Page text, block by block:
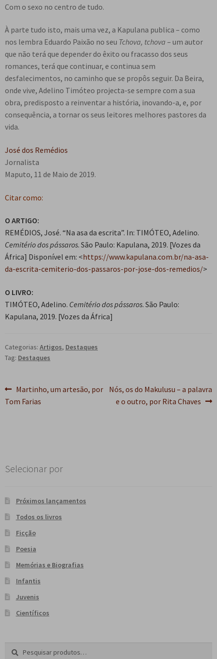
Com o sexo no centro de tudo.
À parte tudo isto, mais uma vez, a Kapulana publica – como
nos lembra Eduardo Paixão no seu Tchova, tchova – um autor
que não terá que depender do êxito ou fracasso dos seus
romances, terá que continuar, e continua sem
desfalecimentos, no caminho que se propôs seguir. Da Beira,
onde vive, Adelino Timóteo projecta-se sempre com a sua
obra, predisposto a reinventar a história, inovando-a, e, por
consequência, a tornar os seus leitores melhores pastores da
vida.
José dos Remédios
Jornalista
Maputo, 11 de Maio de 2019.
Citar como:
O ARTIGO:
REMÉDIOS, José. “Na asa da escrita”. In: TIMÓTEO, Adelino.
Cemitério dos pássaros. São Paulo: Kapulana, 2019. [Vozes da
África] Disponível em: <https://www.kapulana.com.br/na-asa-
da-escrita-cemiterio-dos-passaros-por-jose-dos-remedios/>
O LIVRO:
TIMÓTEO, Adelino. Cemitério dos pássaros. São Paulo:
Kapulana, 2019. [Vozes da África]
Categorias: Artigos, Destaques
Tag: Destaques
Navegação
de
Post
anterior:
Martinho, um artesão, por
Tom Farias
Próximo
post:
Nós, os do Makulusu – a palavra
e o outro, por Rita Chaves
Selecionar por
Próximos lançamentos
Todos os livros
Ficção
Poesia
Memórias e Biografias
Infantis
Juvenis
Científicos
Pesquisar